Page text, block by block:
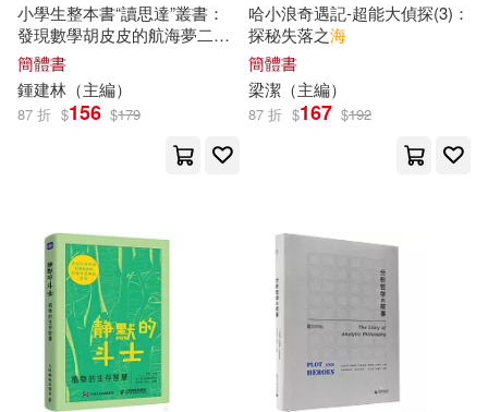
張鳴(14) 杜志建（主編）(14)
老舍(14) 謝宇（主編）(14)
陶方宣(14)
陶紅亮（主編）(14)
SANRIO三麗鷗股份有限公司(13)
バルタン(13)
高等教育出版社(96)
作家出版社(95) 崧燁文化(95)
人民郵電出版社(90)
中國農業出版社(89)
上海三聯書店(88)
小學生整本書“讀思達”叢書：
發現數學胡皮皮的航海夢二年
級(上冊)
簡體書
鍾建林（主編）
87 折 $156 $179
哈小浪奇遇記-超能大偵探(3)：
探秘失落之海
簡體書
梁潔（主編）
87 折 $167 $192